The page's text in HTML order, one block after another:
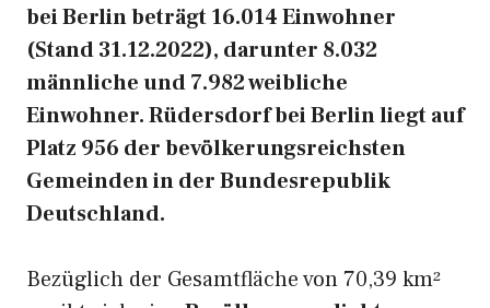
bei Berlin beträgt 16.014 Einwohner
(Stand 31.12.2022), darunter 8.032
männliche und 7.982 weibliche
Einwohner. Rüdersdorf bei Berlin liegt auf
Platz 956 der bevölkerungsreichsten
Gemeinden in der Bundesrepublik
Deutschland.
Bezüglich der Gesamtfläche von 70,39 km²